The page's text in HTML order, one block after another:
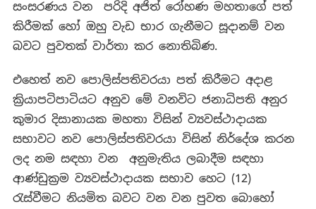
සංසරණය වන පරිදි අජිත් රෝහණ මහතාගේ පත්
කිරීමක් හෝ ඔහු වැඩ භාර ගැනීමට සූදානම් වන
බවට පුවතක් වාර්තා කර නොතිබිණ.
එහෙත් නව පොලිස්පතිවරයා පත් කිරීමට අදාළ
ක්‍රියාපටිපාටියට අනුව මේ වනවිට ජනාධිපති අනුර
කුමාර දිසානායක මහතා විසින් ව්‍යවස්ථාදායක
සභාවට නව පොලිස්පතිවරයා විසින් නිර්දේශ කරන
ලද නම සඳහා වන අනුමැතිය ලබාදීම සඳහා
ආණ්ඩුක්‍රම ව්‍යවස්ථාදායක සභාව හෙට (12)
රැස්වීමට නියමිත බවට වන වන පුවත බොහෝ